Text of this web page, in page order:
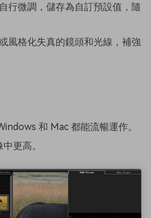
行微調，儲存為自訂預設值，隨
風格化失真的鏡頭和光線，補強
和 Mac 都能流暢運作。
更高。